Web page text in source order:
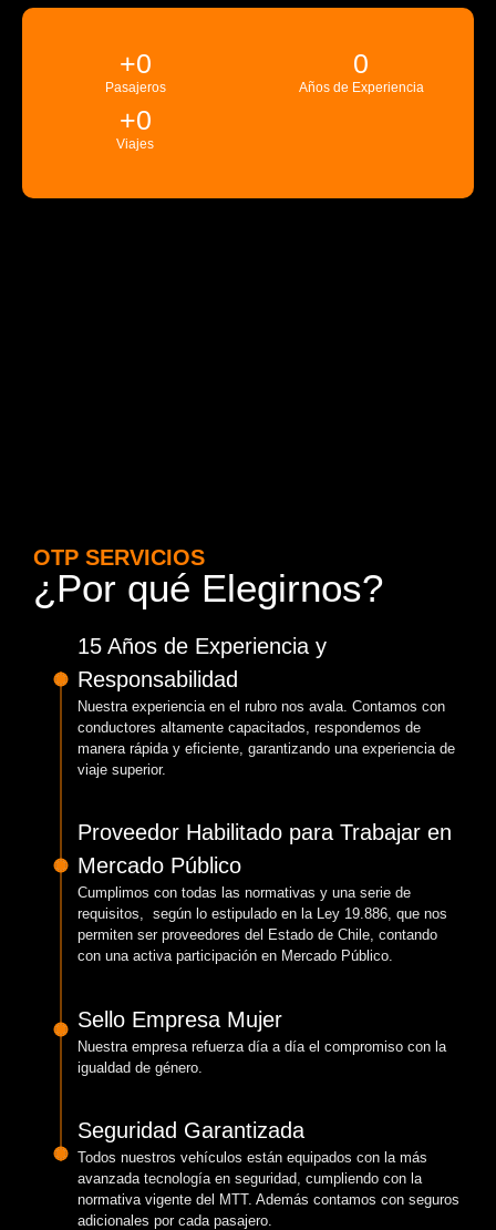
Pasajeros
+0
Años de Experiencia
0
Viajes
+0
OTP SERVICIOS
¿Por qué Elegirnos?
15 Años de Experiencia y
Responsabilidad
Nuestra experiencia en el rubro nos avala. Contamos con
conductores altamente capacitados, respondemos de
manera rápida y eficiente, garantizando una experiencia de
viaje superior.
Proveedor Habilitado para Trabajar en
Mercado Público
Cumplimos con todas las normativas y una serie de
requisitos, según lo estipulado en la Ley 19.886, que nos
permiten ser proveedores del Estado de Chile, contando
con una activa participación en Mercado Público.
Sello Empresa Mujer
Nuestra empresa refuerza día a día el compromiso con la
igualdad de género.
Seguridad Garantizada
Todos nuestros vehículos están equipados con la más
avanzada tecnología en seguridad, cumpliendo con la
normativa vigente del MTT. Además contamos con seguros
adicionales por cada pasajero.